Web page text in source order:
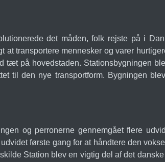
det måden, folk rejste på i
transportere mennesker og varer
på hovedstaden. Stationsbygningen
til den nye transportform. Bygningen
og perronerne gennemgået flere
første gang for at håndtere den
Station blev en vigtig del af det